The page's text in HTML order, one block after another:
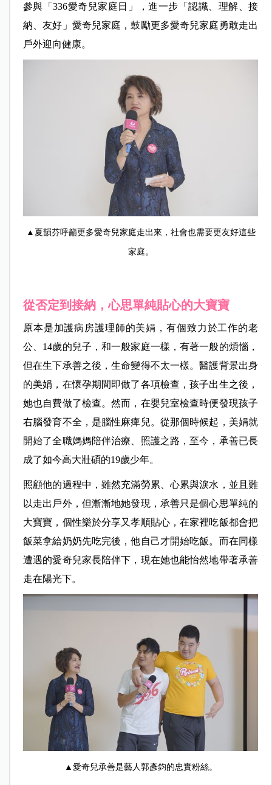
參與「336愛奇兒家庭日」，進一步「認識、理解、接
納、友好」愛奇兒家庭，鼓勵更多愛奇兒家庭勇敢走出
戶外迎向健康。
▲夏韻芬呼籲更多愛奇兒家庭走出來，社會也需要更友好這些
家庭。
從否定到接納，心思單純貼心的大寶寶
原本是加護病房護理師的美娟，有個致力於工作的老
公、14歲的兒子，和一般家庭一樣，有著一般的煩惱，
但在生下承善之後，生命變得不太一樣。醫護背景出身
的美娟，在懷孕期間即做了各項檢查，孩子出生之後，
她也自費做了檢查。然而，在嬰兒室檢查時便發現孩子
右腦發育不全，是腦性麻痺兒。從那個時候起，美娟就
開始了全職媽媽陪伴治療、照護之路，至今，承善已長
成了如今高大壯碩的19歲少年。
照顧他的過程中，雖然充滿勞累、心累與淚水，並且難
以走出戶外，但漸漸地她發現，承善只是個心思單純的
大寶寶，個性樂於分享又孝順貼心，在家裡吃飯都會把
飯菜拿給奶奶先吃完後，他自己才開始吃飯。而在同樣
遭遇的愛奇兒家長陪伴下，現在她也能怡然地帶著承善
走在陽光下。
▲愛奇兒承善是藝人郭彥鈞的忠實粉絲。